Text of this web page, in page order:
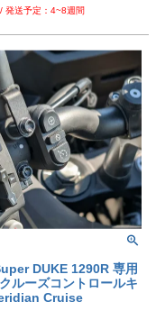
4~8週間
DUKE 1290R 専用
ルーズコントロールキ
Cruise